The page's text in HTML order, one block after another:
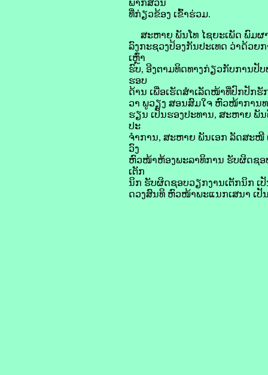
ພາກສ່ວນ
ທີ່ກ່ຽວຂ້ອງ ເຂົ້າຮ່ວມ.
ສະຫາຍ ພັນໂທ ໄຊຍະເພັດ ພົມຜ
ລົງກະຊວງປ້ອງກັນປະເທດ ວ່າດ້ວ
ເຫຼົ່າ
ຮົບ, ອີງຕາມທິດທາງກ່ຽວກັບການປັ
ຮອບ
ດ້ານ ເພື່ອເຮັດສຳເລັດໜ້າທີ່ປົກປັກຮັ
ວາ ພູວຽງ ສອນສົມໃຈ ຫົວໜ້າການ
ຮຽນ ເປັນຮອງປະທານ, ສະຫາຍ ພັ
ປະ
ຈຳການ, ສະຫາຍ ພັນເອກ ລັດສະໜີ
ວົງ
ຫົວໜ້າຫ້ອງພະລາທິການ ຮັບຜິດຊອ
ເຕັກ
ນິກ ຮັບຜິດຊອບວຽກງານເຕັກນິກ ເ
ດວງສົນທິ ຫົວໜ້າພະແນກເສນາ ເປັ